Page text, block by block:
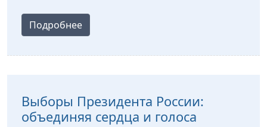
Подробнее
Выборы Президента России:
объединяя сердца и голоса